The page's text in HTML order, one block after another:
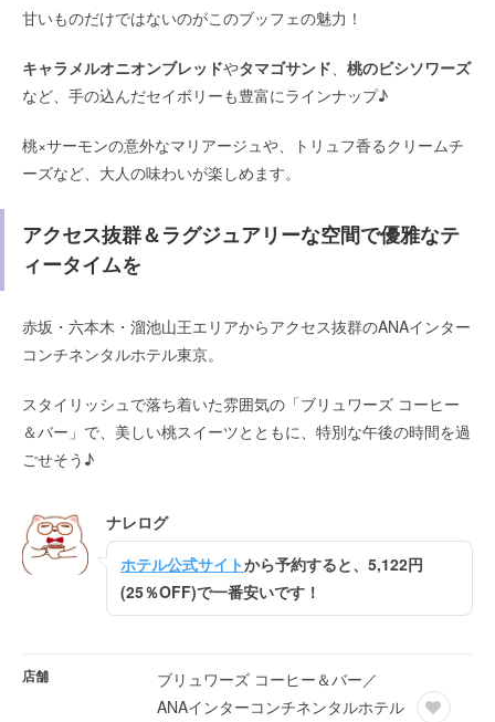
甘いものだけではないのがこのブッフェの魅力！
キャラメルオニオンブレッドやタマゴサンド、 桃のビシソワーズ
など、手の込んだセイボリーも豊富にラインナップ♪
桃×サーモンの意外なマリアージュや、トリュフ香るクリームチ
ーズなど、大人の味わいが楽しめます。
アクセス抜群＆ラグジュアリーな空間で優雅なテ
ィータイムを
赤坂・六本木・溜池山王エリアからアクセス抜群のANAインター
コンチネンタルホテル東京。
スタイリッシュで落ち着いた雰囲気の「ブリュワーズ コーヒー
＆バー」で、美しい桃スイーツとともに、特別な午後の時間を過
ごせそう♪
ナレログ
ホテル公式サイトから予約すると、5,122円
(25％OFF)で一番安いです！
店舗
ブリュワーズ コーヒー＆バー／
ANAインターコンチネンタルホテル